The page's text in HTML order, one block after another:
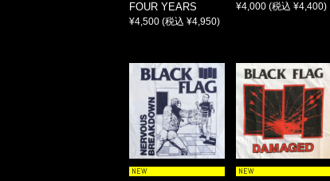
FOUR YEARS
¥4,500 (税込 ¥4,950)
¥4,000 (税込 ¥4,400)
NEW NEW